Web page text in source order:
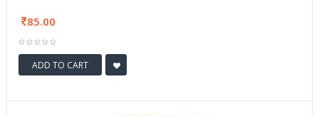
85.00
ADD TO CART